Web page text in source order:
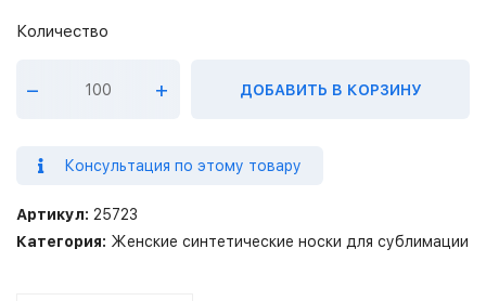
– + ДОБАВИТЬ В КОРЗИНУ
Консультация по этому товару
Артикул: 25723
Категория: Женские синтетические носки для сублимации